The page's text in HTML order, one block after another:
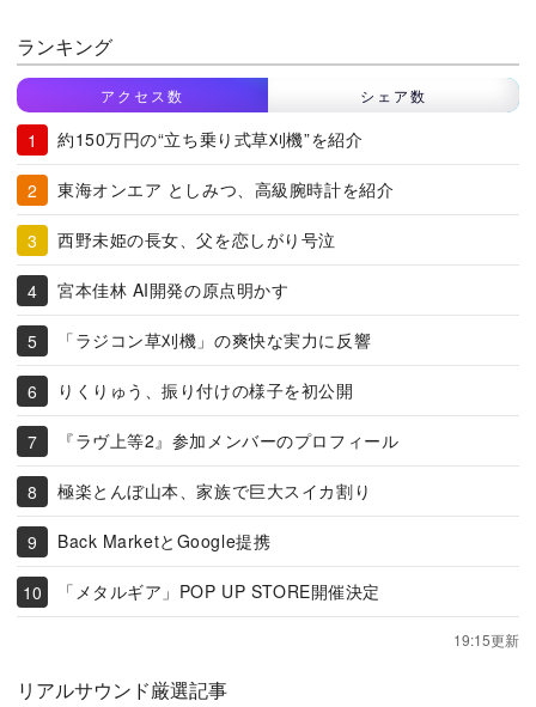
ランキング
アクセス数 シェア数
約150万円の“立ち乗り式草刈機”を紹介
東海オンエア としみつ、高級腕時計を紹介
西野未姫の長女、父を恋しがり号泣
宮本佳林 AI開発の原点明かす
「ラジコン草刈機」の爽快な実力に反響
りくりゅう、振り付けの様子を初公開
『ラヴ上等2』参加メンバーのプロフィール
極楽とんぼ山本、家族で巨大スイカ割り
Back MarketとGoogle提携
「メタルギア」POP UP STORE開催決定
19:15更新
リアルサウンド厳選記事